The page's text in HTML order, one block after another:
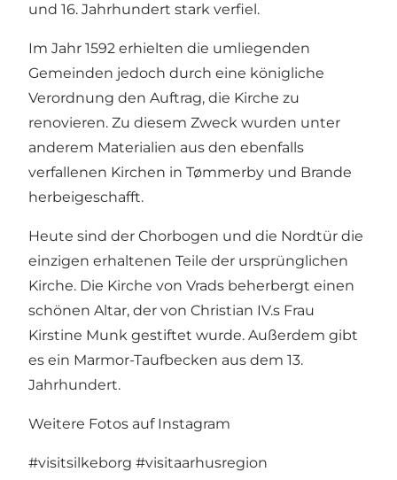
und 16. Jahrhundert stark verfiel.
Im Jahr 1592 erhielten die umliegenden
Gemeinden jedoch durch eine königliche
Verordnung den Auftrag, die Kirche zu
renovieren. Zu diesem Zweck wurden unter
anderem Materialien aus den ebenfalls
verfallenen Kirchen in Tømmerby und Brande
herbeigeschafft.
Heute sind der Chorbogen und die Nordtür die
einzigen erhaltenen Teile der ursprünglichen
Kirche. Die Kirche von Vrads beherbergt einen
schönen Altar, der von Christian IV.s Frau
Kirstine Munk gestiftet wurde. Außerdem gibt
es ein Marmor-Taufbecken aus dem 13.
Jahrhundert.
Weitere Fotos auf Instagram
#visitsilkeborg #visitaarhusregion